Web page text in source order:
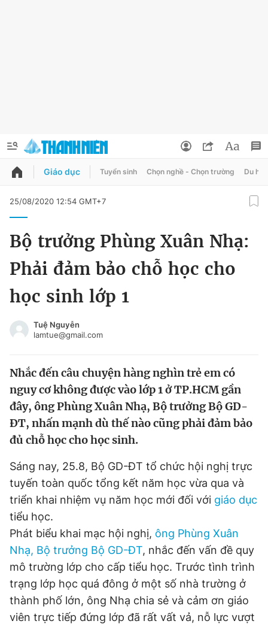
QUẢNG CÁO ĐẶT BÁO
Chuyên mục
Chào ngày mới
Magazine
Sản phẩm khác
Thông tin tòa soạn Liên hệ quảng cáo
Đọc Thanh Niên trên điện thoại
Đổi mật khẩu
Tin đã lưu
Tin đã xem
Đăng xuất
Giáo dục Tuyển sinh Chọn nghề - Chọn trường Du học
25/08/2020 12:54 GMT+7
Bộ trưởng Phùng Xuân Nhạ:
Phải đảm bảo chỗ học cho
học sinh lớp 1
Tuệ Nguyễn
lamtue@gmail.com
Nhắc đến câu chuyện hàng nghìn trẻ em có
nguy cơ không được vào lớp 1 ở TP.HCM gần
đây, ông Phùng Xuân Nhạ, Bộ trưởng Bộ GD-
ĐT, nhấn mạnh dù thế nào cũng phải đảm bảo
đủ chỗ học cho học sinh.
Sáng nay, 25.8, Bộ GD-ĐT tổ chức hội nghị trực
tuyến toàn quốc tổng kết năm học vừa qua và
triển khai nhiệm vụ năm học mới đối với giáo dục
tiểu học.
Phát biểu khai mạc hội nghị, ông Phùng Xuân
Nhạ, Bộ trưởng Bộ GD-ĐT, nhắc đến vấn đề quy
mô trường lớp cho cấp tiểu học. Trước tình trình
trạng lớp học quá đông ở một số nhà trường ở
thành phố lớn, ông Nhạ chia sẻ và cảm ơn giáo
viên trực tiếp đứng lớp đã rất vất vả, nỗ lực vượt